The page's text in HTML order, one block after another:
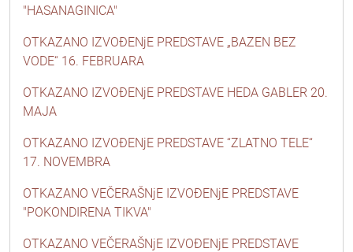
"HASANAGINICA"
OTKAZANO IZVOĐENjE PREDSTAVE „BAZEN BEZ
VODE“ 16. FEBRUARA
OTKAZANO IZVOĐENjE PREDSTAVE HEDA GABLER 20.
MAJA
OTKAZANO IZVOĐENjE PREDSTAVE “ZLATNO TELE“
17. NOVEMBRA
OTKAZANO VEČERAŠNjE IZVOĐENjE PREDSTAVE
"POKONDIRENA TIKVA"
OTKAZANO VEČERAŠNjE IZVOĐENjE PREDSTAVE